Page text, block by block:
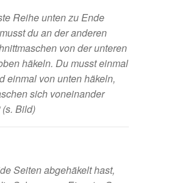
Reihe unten zu Ende
du an der anderen
von der unteren
häkeln. Du musst einmal
einmal von unten häkeln,
sich voneinander
(s. Bild)
Seiten abgehäkelt hast,